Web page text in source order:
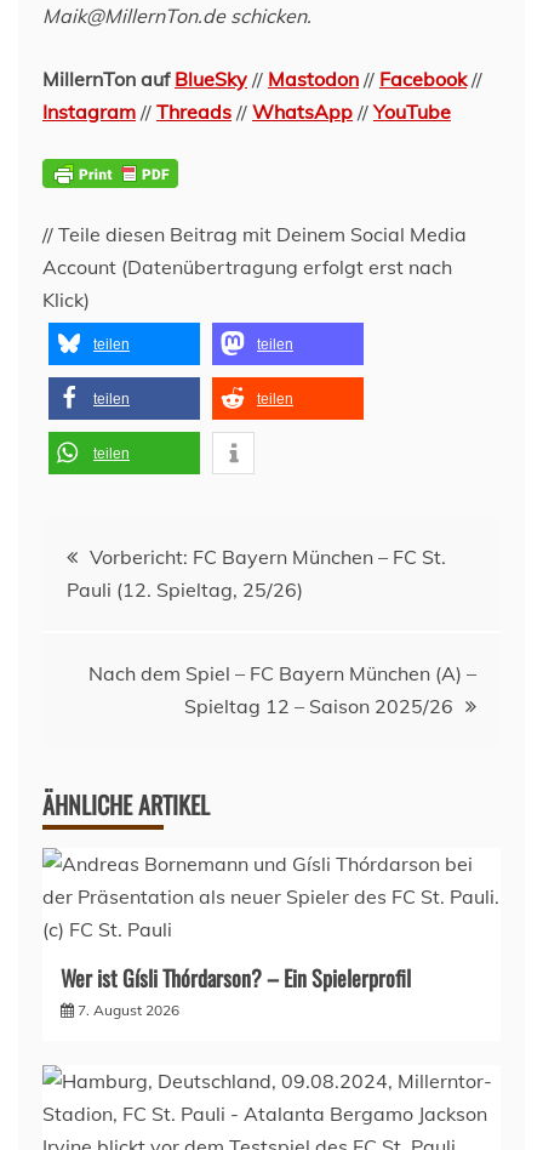
Maik@MillernTon.de schicken.
MillernTon auf BlueSky // Mastodon // Facebook//
Instagram // Threads // WhatsApp //YouTube
// Teile diesen Beitrag mit Deinem Social Media
Account (Datenübertragung erfolgt erst nach
Klick)
teilen teilen
teilen teilen
teilen
Beitragsnavigation
Vorbericht: FC Bayern München – FC St.
Pauli (12. Spieltag, 25/26)
Nach dem Spiel – FC Bayern München (A) –
Spieltag 12 – Saison 2025/26
ÄHNLICHE ARTIKEL
Wer ist Gísli Thórdarson? – Ein Spielerprofil
7. August 2026